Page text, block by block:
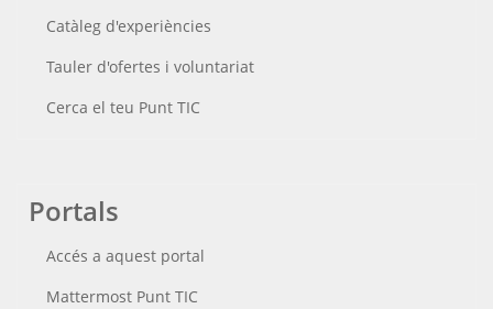
Catàleg d'experiències
Tauler d'ofertes i voluntariat
Cerca el teu Punt TIC
Portals
Accés a aquest portal
Mattermost Punt TIC